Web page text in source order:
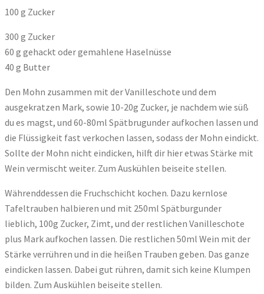
100 g Zucker
300 g Zucker
60 g gehackt oder gemahlene Haselnüsse
40 g Butter
Den Mohn zusammen mit der Vanilleschote und dem
ausgekratzen Mark, sowie 10-20g Zucker, je nachdem wie süß
du es magst, und 60-80ml Spätbrugunder aufkochen lassen und
die Flüssigkeit fast verkochen lassen, sodass der Mohn eindickt.
Sollte der Mohn nicht eindicken, hilft dir hier etwas Stärke mit
Wein vermischt weiter. Zum Auskühlen beiseite stellen.
Währenddessen die Fruchschicht kochen. Dazu kernlose
Tafeltrauben halbieren und mit 250ml Spätburgunder
lieblich, 100g Zucker, Zimt, und der restlichen Vanilleschote
plus Mark aufkochen lassen. Die restlichen 50ml Wein mit der
Stärke verrühren und in die heißen Trauben geben. Das ganze
eindicken lassen. Dabei gut rühren, damit sich keine Klumpen
bilden. Zum Auskühlen beiseite stellen.